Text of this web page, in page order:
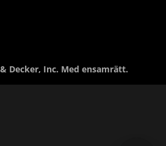
Decker, Inc. Med ensamrätt.